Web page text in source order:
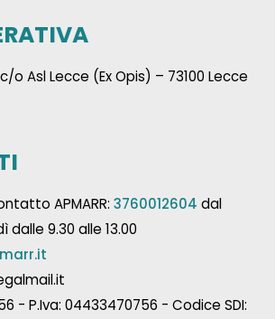
o Asl Lecce (Ex Opis) – 73100 Lecce
APMARR: 3760012604 dal
dalle 9.30 alle 13.00
- P.Iva: 04433470756 - Codice SDI: